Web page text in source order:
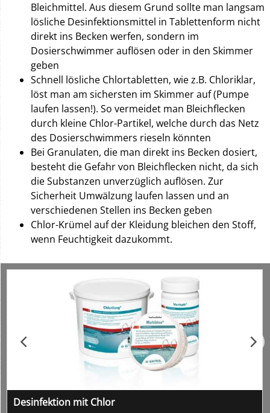
Bleichmittel. Aus diesem Grund sollte man langsam
lösliche Desinfektionsmittel in Tablettenform nicht
direkt ins Becken werfen, sondern im
Dosierschwimmer auflösen oder in den Skimmer
geben
Schnell lösliche Chlortabletten, wie z.B. Chloriklar,
löst man am sichersten im Skimmer auf (Pumpe
laufen lassen!). So vermeidet man Bleichflecken
durch kleine Chlor-Partikel, welche durch das Netz
des Dosierschwimmers rieseln könnten
Bei Granulaten, die man direkt ins Becken dosiert,
besteht die Gefahr von Bleichflecken nicht, da sich
die Substanzen unverzüglich auflösen. Zur
Sicherheit Umwälzung laufen lassen und an
verschiedenen Stellen ins Becken geben
Chlor-Krümel auf der Kleidung bleichen den Stoff,
wenn Feuchtigkeit dazukommt.
Desinfektion mit Chlor